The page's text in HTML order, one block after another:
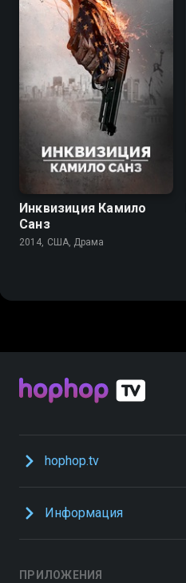
Инквизиция Камило
Санз
2014, США, Драма
hophop.tv
Информация
ПРИЛОЖЕНИЯ